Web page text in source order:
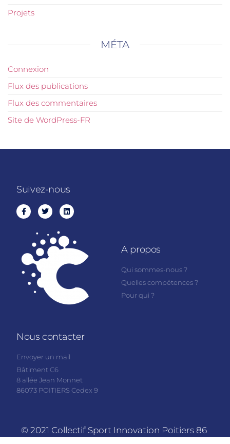
Projets
MÉTA
Connexion
Flux des publications
Flux des commentaires
Site de WordPress-FR
Suivez-nous
A propos
Qui sommes-nous ?
Quelles compétences ?
Pour qui ?
Nous contacter
Envoyer un mail
Bâtiment C6
8 allée Jean Monnet
86073 POITIERS Cedex 9
© 2021 Collectif Sport Innovation Poitiers 86